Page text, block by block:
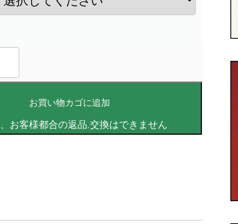
お買い物カゴに追加